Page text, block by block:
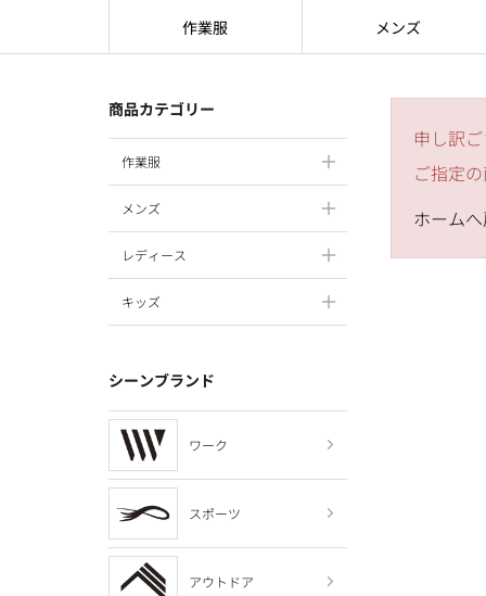
作業服 メンズ
商品カテゴリー
作業服
メンズ
レディース
キッズ
シーンブランド
ワーク
スポーツ
アウトドア
申し訳
ご指定
ホーム